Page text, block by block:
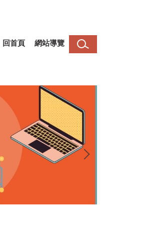
回首頁 網站導覽